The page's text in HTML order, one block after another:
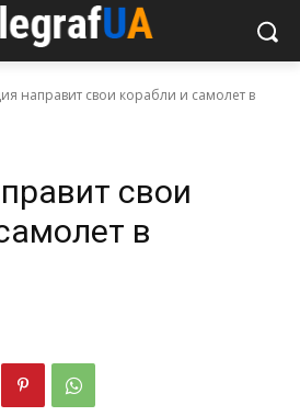
направит свои корабли и самолет в
свои
в